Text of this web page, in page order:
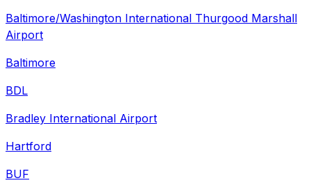
Baltimore/Washington International Thurgood Marshall
Airport
Baltimore
BDL
Bradley International Airport
Hartford
BUF